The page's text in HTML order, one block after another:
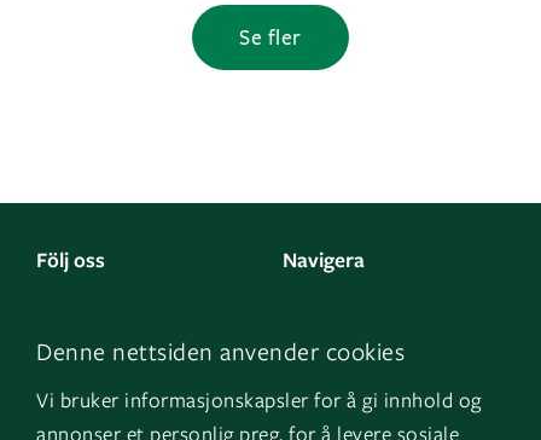
Denne nettsiden anvender cookies
Vi bruker informasjonskapsler for å gi innhold og
annonser et personlig preg, for å levere sosiale
Se fler
Följ oss
LinkedIn
Instagram
Navigera
Om oss
GK Norge